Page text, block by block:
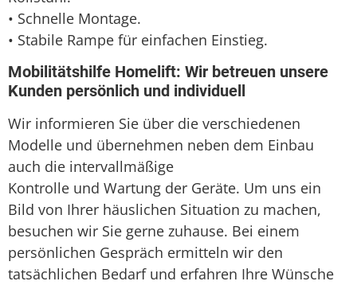
• Schnelle Montage.
• Stabile Rampe für einfachen Einstieg.
Mobilitätshilfe Homelift: Wir betreuen unsere
Kunden persönlich und individuell
Wir informieren Sie über die verschiedenen
Modelle und übernehmen neben dem Einbau
auch die intervallmäßige
Kontrolle und Wartung der Geräte. Um uns ein
Bild von Ihrer häuslichen Situation zu machen,
besuchen wir Sie gerne zuhause. Bei einem
persönlichen Gespräch ermitteln wir den
tatsächlichen Bedarf und erfahren Ihre Wünsche